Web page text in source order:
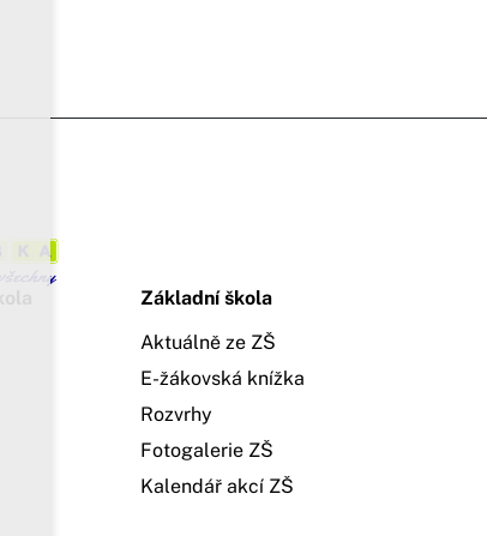
Základní škola
Aktuálně ze ZŠ
E-žákovská knížka
Rozvrhy
Fotogalerie ZŠ
Kalendář akcí ZŠ